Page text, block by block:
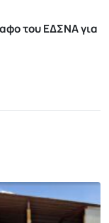
του ΕΔΣΝΑ για